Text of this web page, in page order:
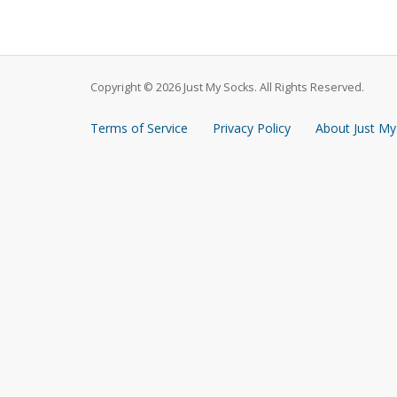
Copyright © 2026 Just My Socks. All Rights Reserved.
Terms of Service Privacy Policy About Just